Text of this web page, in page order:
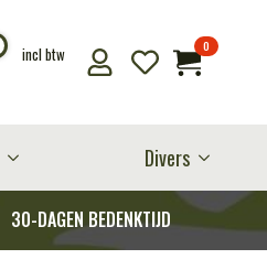
incl btw 0
Divers
30-DAGEN BEDENKTIJD